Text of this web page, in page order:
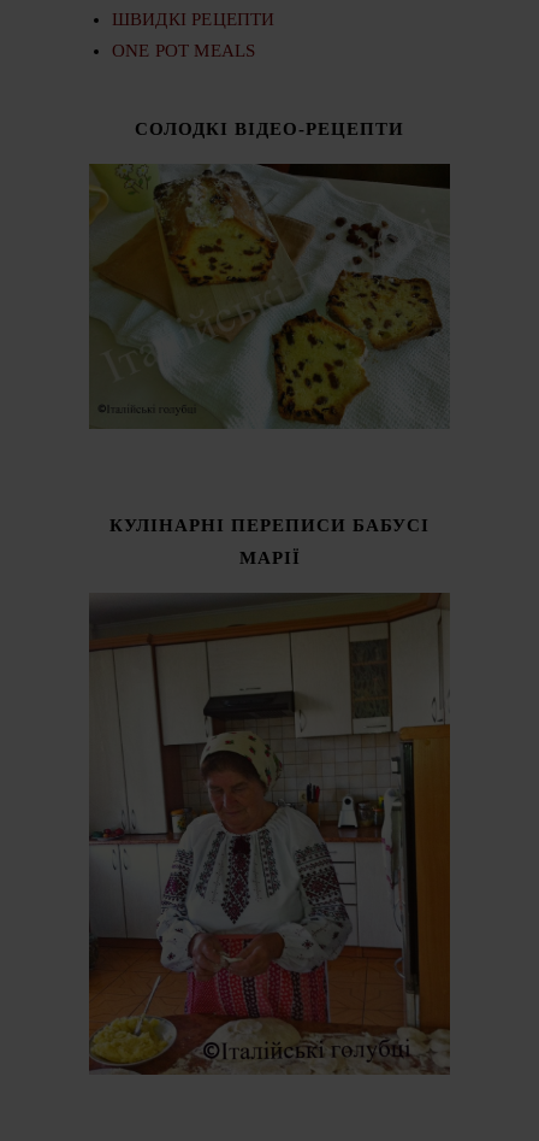
ШВИДКІ РЕЦЕПТИ
ONE POT MEALS
СОЛОДКІ ВІДЕО-РЕЦЕПТИ
КУЛІНАРНІ ПЕРЕПИСИ БАБУСІ
МАРІЇ